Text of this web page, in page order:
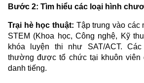
Bước 2: Tìm hiểu các loại hình
Trại hè học thuật: Tập trung vào các
STEM (Khoa học, Công nghệ, Kỹ
khóa luyện thi như SAT/ACT.
thường được tổ chức tại khuôn viên
danh tiếng.